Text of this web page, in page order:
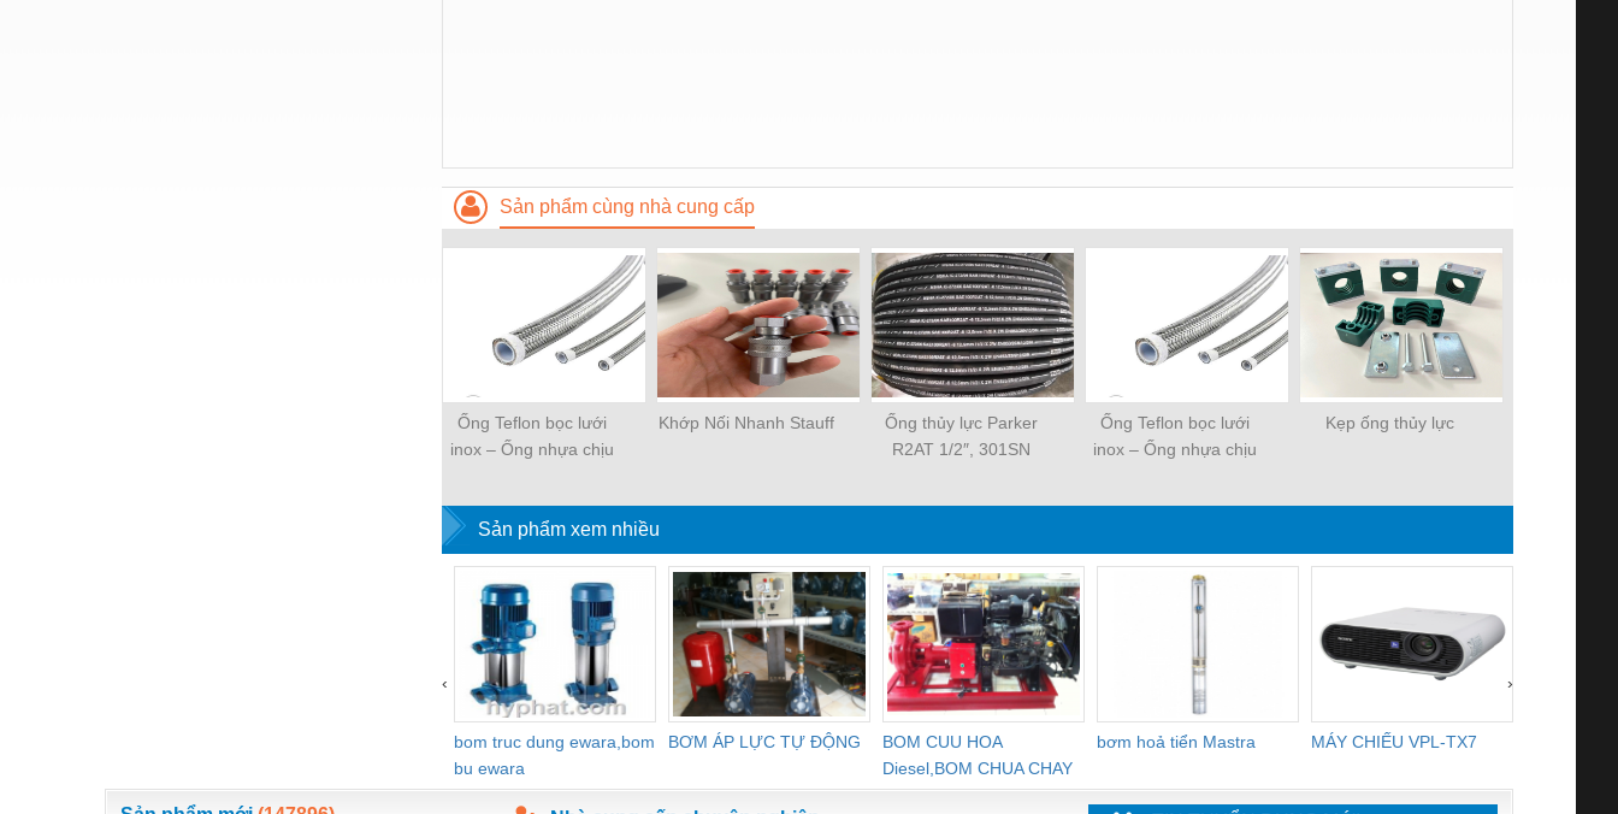
Sản phẩm cùng nhà cung cấp
Ống Teflon bọc lưới
inox – Ống nhựa chịu
Khớp Nối Nhanh Stauff
Ống thủy lực Parker
R2AT 1/2″, 301SN
Ống Teflon bọc lưới
inox – Ống nhựa chịu
Kẹp ống thủy lực
Sản phẩm xem nhiều
bom truc dung ewara,bom
bu ewara
BƠM ÁP LỰC TỰ ĐỘNG
BOM CUU HOA
Diesel,BOM CHUA CHAY
bơm hoả tiển Mastra MÁY CHIẾU VPL-TX7
‹ ›